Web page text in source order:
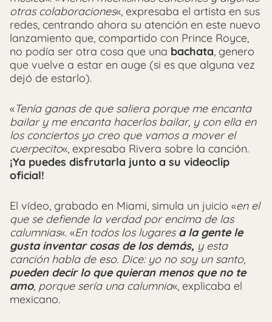
otras colaboraciones«, expresaba el artista en sus
redes, centrando ahora su atención en este nuevo
lanzamiento que, compartido con Prince Royce,
no podía ser otra cosa que una bachata, genero
que vuelve a estar en auge (si es que alguna vez
dejó de estarlo).
«Tenía ganas de que saliera porque me encanta
bailar y me encanta hacerlos bailar, y con ella en
los conciertos yo creo que vamos a mover el
cuerpecito«, expresaba Rivera sobre la canción.
¡Ya puedes disfrutarla junto a su videoclip
oficial!
El vídeo, grabado en Miami, simula un juicio «en el
que se defiende la verdad por encima de las
calumnias«. «En todos los lugaresa la gente le
gusta inventar cosas de los demás, y esta
canción habla de eso. Dice: yo no soy un santo,
pueden decir lo que quieran menos que no te
amo, porque sería una calumnia«, explicaba el
mexicano.